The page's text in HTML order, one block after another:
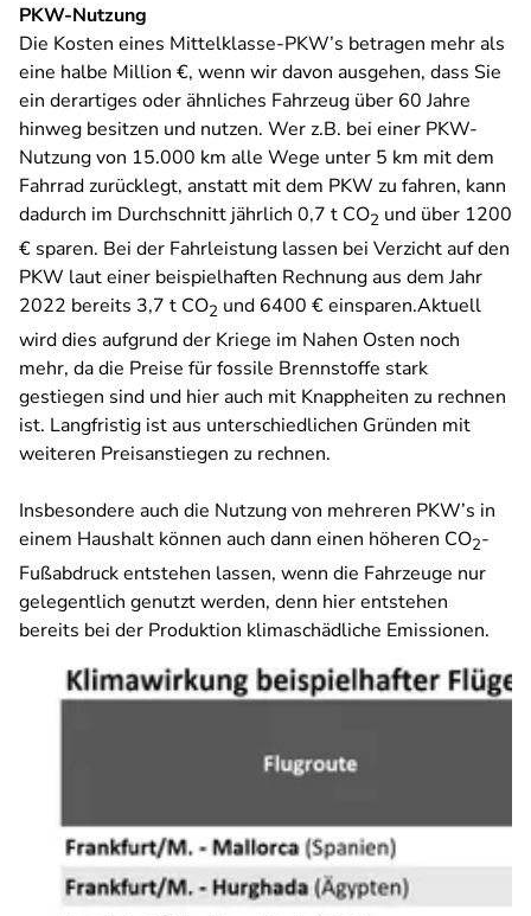
PKW-Nutzung
Die Kosten eines Mittelklasse-PKW’s betragen mehr als
eine halbe Million €, wenn wir davon ausgehen, dass Sie
ein derartiges oder ähnliches Fahrzeug über 60 Jahre
hinweg besitzen und nutzen. Wer z.B. bei einer PKW-
Nutzung von 15.000 km alle Wege unter 5 km mit dem
Fahrrad zurücklegt, anstatt mit dem PKW zu fahren, kann
dadurch im Durchschnitt jährlich 0,7 t CO2 und über 1200
€ sparen. Bei der Fahrleistung lassen bei Verzicht auf den
PKW laut einer beispielhaften Rechnung aus dem Jahr
2022 bereits 3,7 t CO2 und 6400 € einsparen.Aktuell
wird dies aufgrund der Kriege im Nahen Osten noch
mehr, da die Preise für fossile Brennstoffe stark
gestiegen sind und hier auch mit Knappheiten zu rechnen
ist. Langfristig ist aus unterschiedlichen Gründen mit
weiteren Preisanstiegen zu rechnen.
Insbesondere auch die Nutzung von mehreren PKW’s in
einem Haushalt können auch dann einen höheren CO2-
Fußabdruck entstehen lassen, wenn die Fahrzeuge nur
gelegentlich genutzt werden, denn hier entstehen
bereits bei der Produktion klimaschädliche Emissionen.